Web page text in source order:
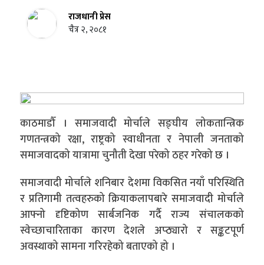
राजधानी प्रेस
चैत्र २, २०८१
काठमाडौँ । समाजवादी मोर्चाले सङ्घीय लोकतान्त्रिक
गणतन्त्रको रक्षा, राष्ट्रको स्वाधीनता र नेपाली जनताको
समाजवादको यात्रामा चुनौती देखा परेको ठहर गरेको छ ।
समाजवादी मोर्चाले शनिबार देशमा विकसित नयाँ परिस्थिति
र प्रतिगामी तत्वहरुको क्रियाकलापबारे समाजवादी मोर्चाले
आफ्नो दृष्टिकोण सार्बजनिक गर्दै राज्य संचालकको
स्वेच्छाचारिताका कारण देशले अप्ठ्यारो र सङ्कटपूर्ण
अवस्थाको सामना गरिरहेको बताएको हो ।